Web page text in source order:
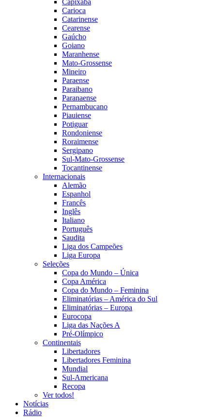
Carioca
Catarinense
Cearense
Gaúcho
Goiano
Maranhense
Mato-Grossense
Mineiro
Paraense
Paraibano
Paranaense
Pernambucano
Piauiense
Potiguar
Rondoniense
Roraimense
Sergipano
Sul-Mato-Grossense
Tocantinense
Internacionais
Alemão
Espanhol
Francês
Inglês
Italiano
Português
Saudita
Liga dos Campeões
Liga Europa
Seleções
Copa do Mundo – Única
Copa América
Copa do Mundo – Feminina
Eliminatórias – América do Sul
Eliminatórias – Europa
Eurocopa
Liga das Nações A
Pré-Olímpico
Continentais
Libertadores
Libertadores Feminina
Mundial
Sul-Americana
Recopa
Ver todos!
Notícias
Rádio